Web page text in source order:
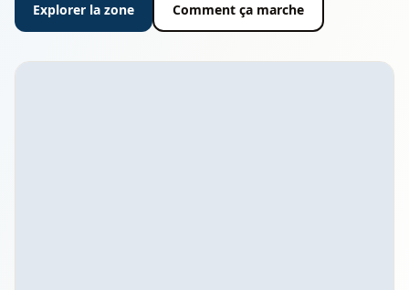
Explorer la zone Comment ça marche